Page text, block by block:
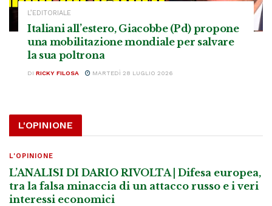
L’EDITORIALE
Italiani all’estero, Giacobbe (Pd) propone
una mobilitazione mondiale per salvare
la sua poltrona
DI RICKY FILOSA MARTEDÌ 28 LUGLIO 2026
L'OPINIONE
L'OPINIONE
L’ANALISI DI DARIO RIVOLTA | Difesa europea,
tra la falsa minaccia di un attacco russo e i veri
interessi economici